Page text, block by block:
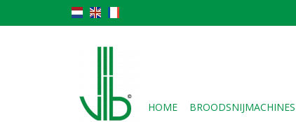
HOME BROODSNIJMACHINES